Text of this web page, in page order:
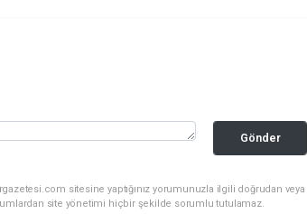
Gönder
sitesine yaptığınız yorumunuzla ilgili doğrudan veya
site yönetimi hiçbir şekilde sorumlu tutulamaz.